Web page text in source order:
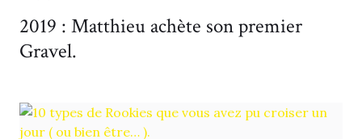
2019 : Matthieu achète son premier
Gravel.